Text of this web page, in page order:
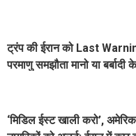
ट्रंप की ईरान को Last
परमाणु समझौता मानो या बर्बादी
‘मिडिल ईस्ट खाली करो’,